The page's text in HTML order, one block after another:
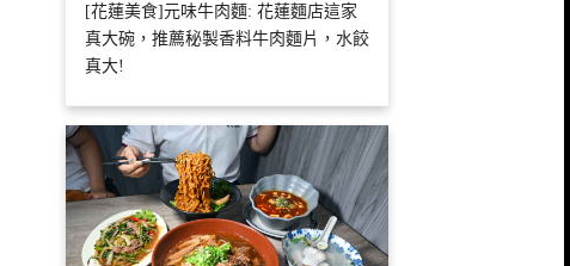
[花蓮美食]元味牛肉麵: 花蓮麵店這家
真大碗，推薦秘製香料牛肉麵片，水餃
真大!